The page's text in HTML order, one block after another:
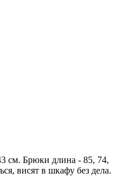
см. Брюки длина - 85, 74,
висят в шкафу без дела.